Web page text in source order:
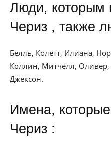
Люди, которым
Чериз , также
Белль, Колетт, Илиана,
Коллин, Митчелл,
Джексон.
Имена, которые
Чериз :